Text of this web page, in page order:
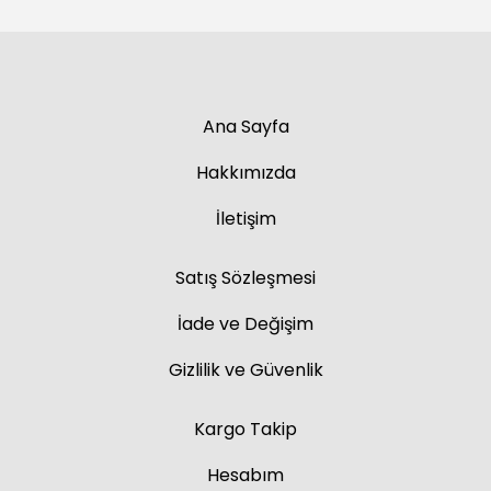
Ana Sayfa
Hakkımızda
İletişim
Satış Sözleşmesi
İade ve Değişim
Gizlilik ve Güvenlik
Kargo Takip
Hesabım